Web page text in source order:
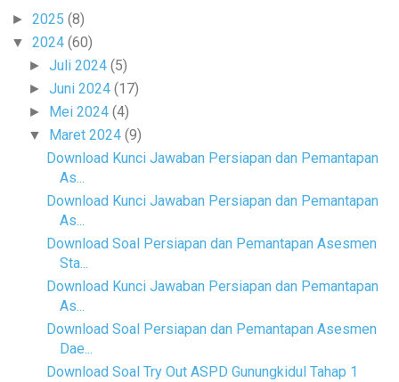
► 2025 (8)
▼ 2024 (60)
►Juli 2024(5)
►Juni 2024(17)
► Mei 2024(4)
▼ Maret 2024(9)
Download Kunci Jawaban Persiapan dan Pemantapan
As...
Download Kunci Jawaban Persiapan dan Pemantapan
As...
Download Soal Persiapan dan Pemantapan Asesmen
Sta...
Download Kunci Jawaban Persiapan dan Pemantapan
As...
Download Soal Persiapan dan Pemantapan Asesmen
Dae...
Download Soal Try Out ASPD Gunungkidul Tahap 1